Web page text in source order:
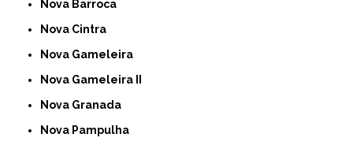
Nova Barroca
Nova Cintra
Nova Gameleira
Nova Gameleira II
Nova Granada
Nova Pampulha